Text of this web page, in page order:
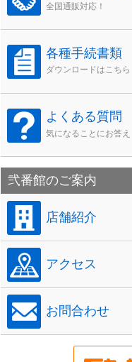
全国通販対応！
各種手続書類
ダウンロードはこちら
よくある質問
気になることにお答え
弐番館のご案内
店舗紹介
アクセス
お問合わせ